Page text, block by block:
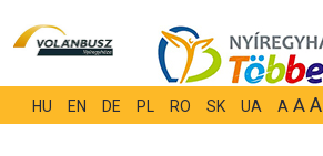
HU EN DE PL RO SK UA A A A